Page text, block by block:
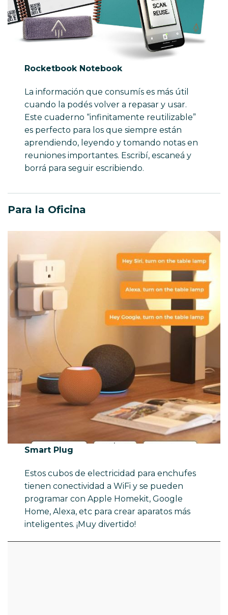
Rocketbook Notebook
La información que consumís es más útil
cuando la podés volver a repasar y usar.
Este cuaderno “infinitamente reutilizable”
es perfecto para los que siempre están
aprendiendo, leyendo y tomando notas en
reuniones importantes. Escribí, escaneá y
borrá para seguir escribiendo.
Para la Oficina
Smart Plug
Estos cubos de electricidad para enchufes
tienen conectividad a WiFi y se pueden
programar con Apple Homekit, Google
Home, Alexa, etc para crear aparatos más
inteligentes. ¡Muy divertido!